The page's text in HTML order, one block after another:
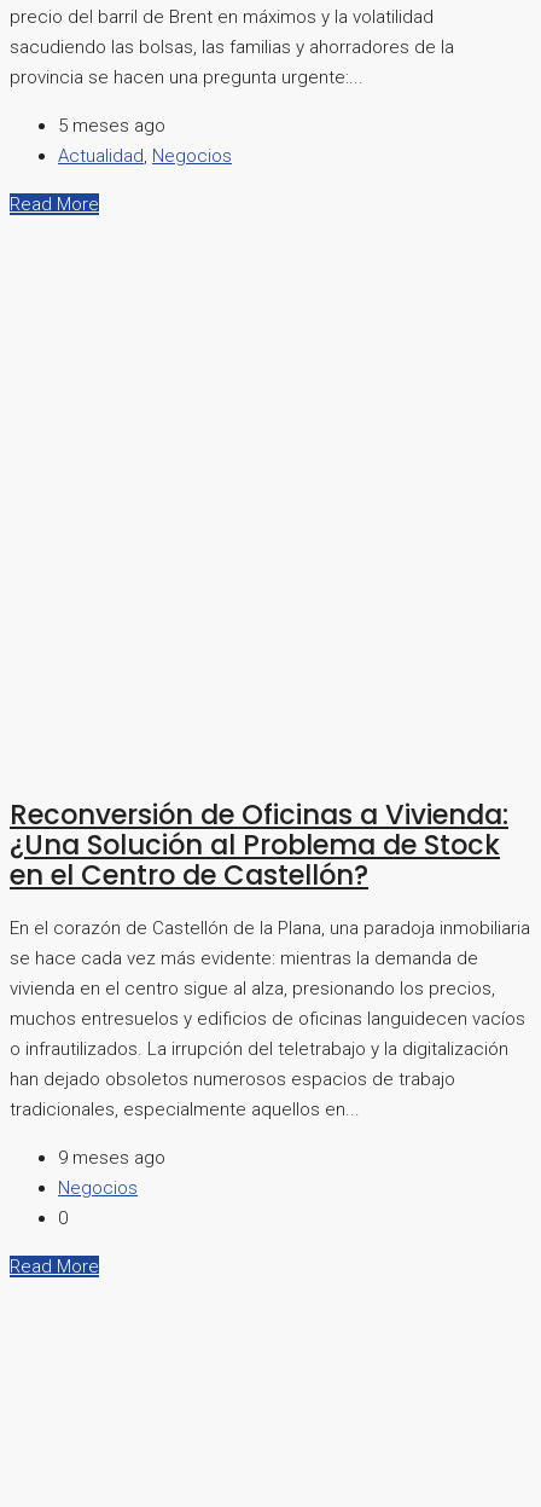
precio del barril de Brent en máximos y la volatilidad
sacudiendo las bolsas, las familias y ahorradores de la
provincia se hacen una pregunta urgente:...
5 meses ago
Actualidad, Negocios
Read More
Reconversión de Oficinas a Vivienda:
¿Una Solución al Problema de Stock
en el Centro de Castellón?
En el corazón de Castellón de la Plana, una paradoja inmobiliaria
se hace cada vez más evidente: mientras la demanda de
vivienda en el centro sigue al alza, presionando los precios,
muchos entresuelos y edificios de oficinas languidecen vacíos
o infrautilizados. La irrupción del teletrabajo y la digitalización
han dejado obsoletos numerosos espacios de trabajo
tradicionales, especialmente aquellos en...
9 meses ago
Negocios
0
Read More